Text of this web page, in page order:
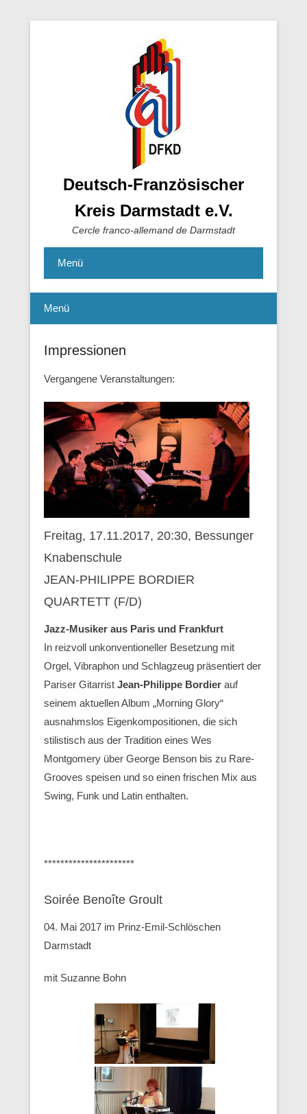
Deutsch-Französischer
Kreis Darmstadt e.V.
Cercle franco-allemand de Darmstadt
Menü
Menü
Impressionen
Vergangene Veranstaltungen:
Freitag, 17.11.2017, 20:30, Bessunger
Knabenschule
JEAN-PHILIPPE BORDIER
QUARTETT (F/D)
Jazz-Musiker aus Paris und Frankfurt
In reizvoll unkonventioneller Besetzung mit
Orgel, Vibraphon und Schlagzeug präsentiert der
Pariser Gitarrist Jean-Philippe Bordier auf
seinem aktuellen Album „Morning Glory“
ausnahmslos Eigenkompositionen, die sich
stilistisch aus der Tradition eines Wes
Montgomery über George Benson bis zu Rare-
Grooves speisen und so einen frischen Mix aus
Swing, Funk und Latin enthalten.
**********************
Soirée Benoîte Groult
04. Mai 2017 im Prinz-Emil-Schlöschen
Darmstadt
mit Suzanne Bohn